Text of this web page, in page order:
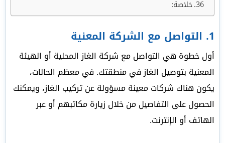
خلاصة:
1. التواصل مع الشركة المعنية
أول خطوة هي التواصل مع شركة الغاز المحلية أو الهيئة
المعنية بتوصيل الغاز في منطقتك. في معظم الحالات،
يكون هناك شركات معينة مسؤولة عن تركيب الغاز، ويمكنك
الحصول على التفاصيل من خلال زيارة مكاتبهم أو عبر
الهاتف أو الإنترنت.